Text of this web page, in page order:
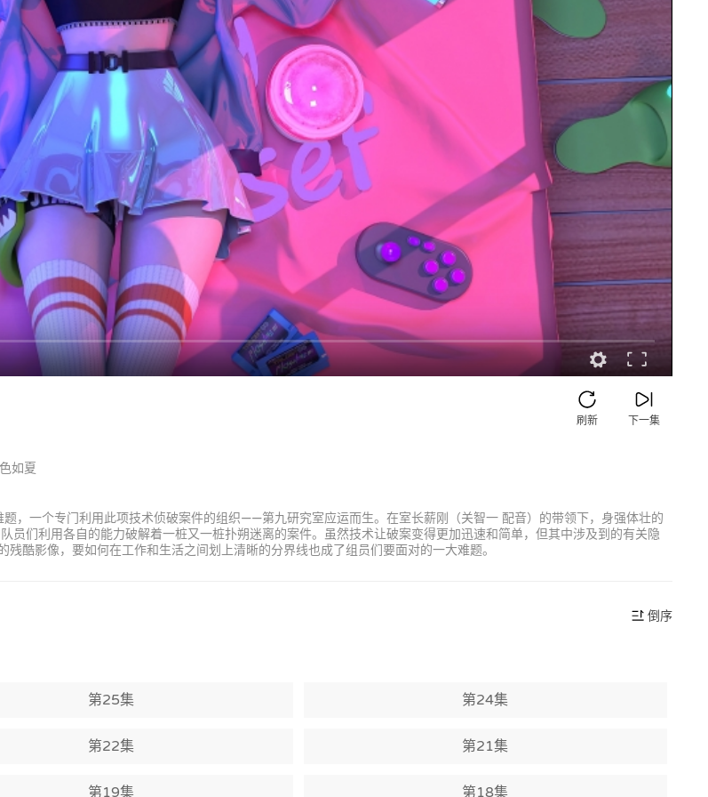
下一集
刷新
如夏
，一个专门利用此项技术侦破案件的组织——第九研究室应运而生。在室长薪刚（关智一 配音）的带领下，身强体壮的
们利用各自的能力破解着一桩又一桩扑朔迷离的案件。虽然技术让破案变得更加迅速和简单，但其中涉及到的有关隐
酷影像，要如何在工作和生活之间划上清晰的分界线也成了组员们要面对的一大难题。
倒序
第25集 第24集
第22集 第21集
第19集 第18集